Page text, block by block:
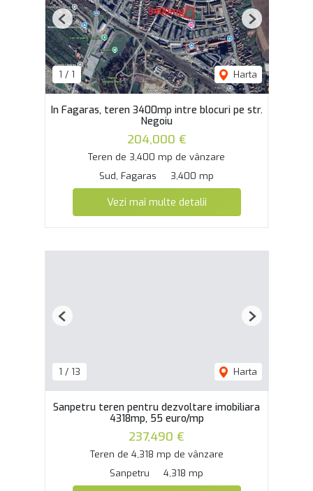
1 / 1 Harta
Previous Next
In Fagaras, teren 3400mp intre blocuri pe str.
Negoiu
204,000 €
Teren de 3,400 mp de vânzare
Sud, Fagaras
3,400 mp
Vezi mai multe detalii
1 / 13 Harta
Previous Next
Sanpetru teren pentru dezvoltare imobiliara
4318mp, 55 euro/mp
237,490 €
Teren de 4,318 mp de vânzare
Sanpetru
4,318 mp